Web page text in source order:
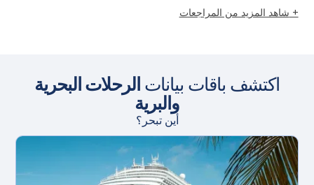
شاهد المزيد من المراجعات +
اكتشف باقات بياناتالرحلات البحرية
والبرية
أين تبحر؟